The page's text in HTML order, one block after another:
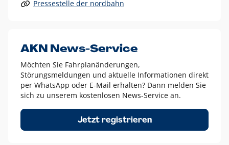
Alle anderen Logo-Varianten dürfen nur in Ausnahmefällen
Diese Ausnahmen sind zum Beispiel:
dem AKN Blau,
weißes Logo auf Fotohintergründen,
schwarzes Logo für reine Schwarz-Weiß-Umsetzungen
Um das Logo herum muss ein Schutzraum von jeweils einer
Höhe bzw. Breite des N aus AKN in alle Richtungen
Pressestelle der nordbahn
AKN News-Service
Möchten Sie Fahrplanänderungen,
Störungsmeldungen und aktuelle Informationen direkt
per WhatsApp oder E-Mail erhalten? Dann melden Sie
sich zu unserem kostenlosen News-Service an.
Jetzt registrieren